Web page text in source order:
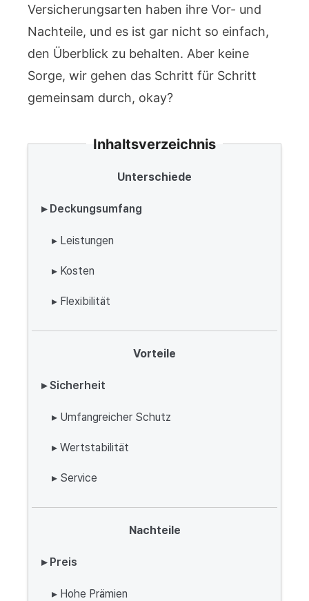
Versicherungsarten haben ihre Vor- und
Nachteile, und es ist gar nicht so einfach,
den Überblick zu behalten. Aber keine
Sorge, wir gehen das Schritt für Schritt
gemeinsam durch, okay?
Inhaltsverzeichnis
Unterschiede
▸ Deckungsumfang
▸ Leistungen
▸ Kosten
▸ Flexibilität
Vorteile
▸ Sicherheit
▸ Umfangreicher Schutz
▸ Wertstabilität
▸ Service
Nachteile
▸ Preis
▸ Hohe Prämien